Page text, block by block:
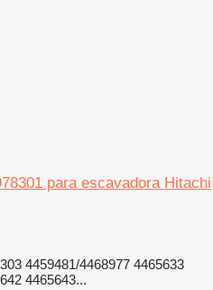
para escavadora Hitachi
4459481/4468977 4465633
4465643...